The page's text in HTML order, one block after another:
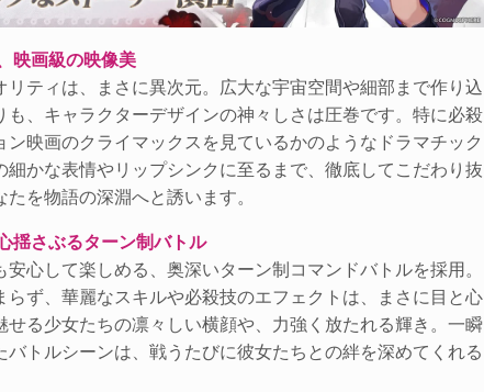
映画級の映像美
リティは、まさに異次元。広大な宇宙空間や細部まで作り込
も、キャラクターデザインの神々しさは圧巻です。特に必殺
映画のクライマックスを見ているかのようなドラマチック
細かな表情やリップシンクに至るまで、徹底してこだわり抜
を物語の深淵へと誘います。
揺さぶるターン制バトル
心して楽しめる、奥深いターン制コマンドバトルを採用。
らず、華麗なスキルや必殺技のエフェクトは、まさに目と心
る少女たちの凛々しい横顔や、力強く放たれる輝き。一瞬
トルシーンは、戦うたびに彼女たちとの絆を深めてくれる